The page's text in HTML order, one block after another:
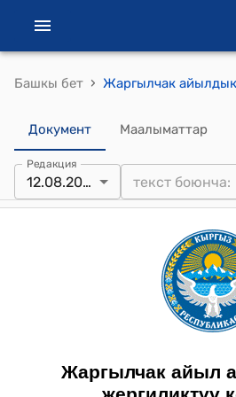
Башкы бет ›
Документ Маалыматтар
Редакция
12.08.2025